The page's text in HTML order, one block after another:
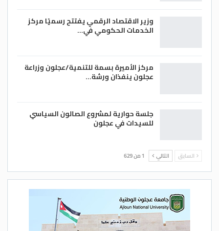
وزير الاقتصاد الرقمي يفتتح رسميًا مركز
الخدمات الحكومي في…
مركز الأميرة بسمة للتنمية/عجلون وزراعة
عجلون ينفذان ورشة…
جلسة حوارية لمشروع الصالون السياسي
للسيدات في عجلون
السابق التالي 1 من 629